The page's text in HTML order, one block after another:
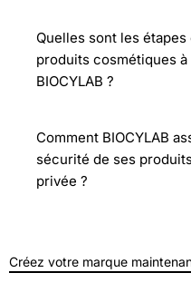
Quelles sont les
produits cosmétiques
BIOCYLAB ?
Comment BIOCYLAB
sécurité de ses
privée ?
Créez votre marque